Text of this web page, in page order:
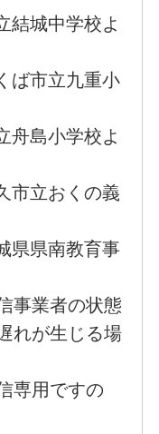
城中学校よ
市立九重小
島小学校よ
立おくの義
県南教育事
事業者の状態
れが生じる場
専用ですの